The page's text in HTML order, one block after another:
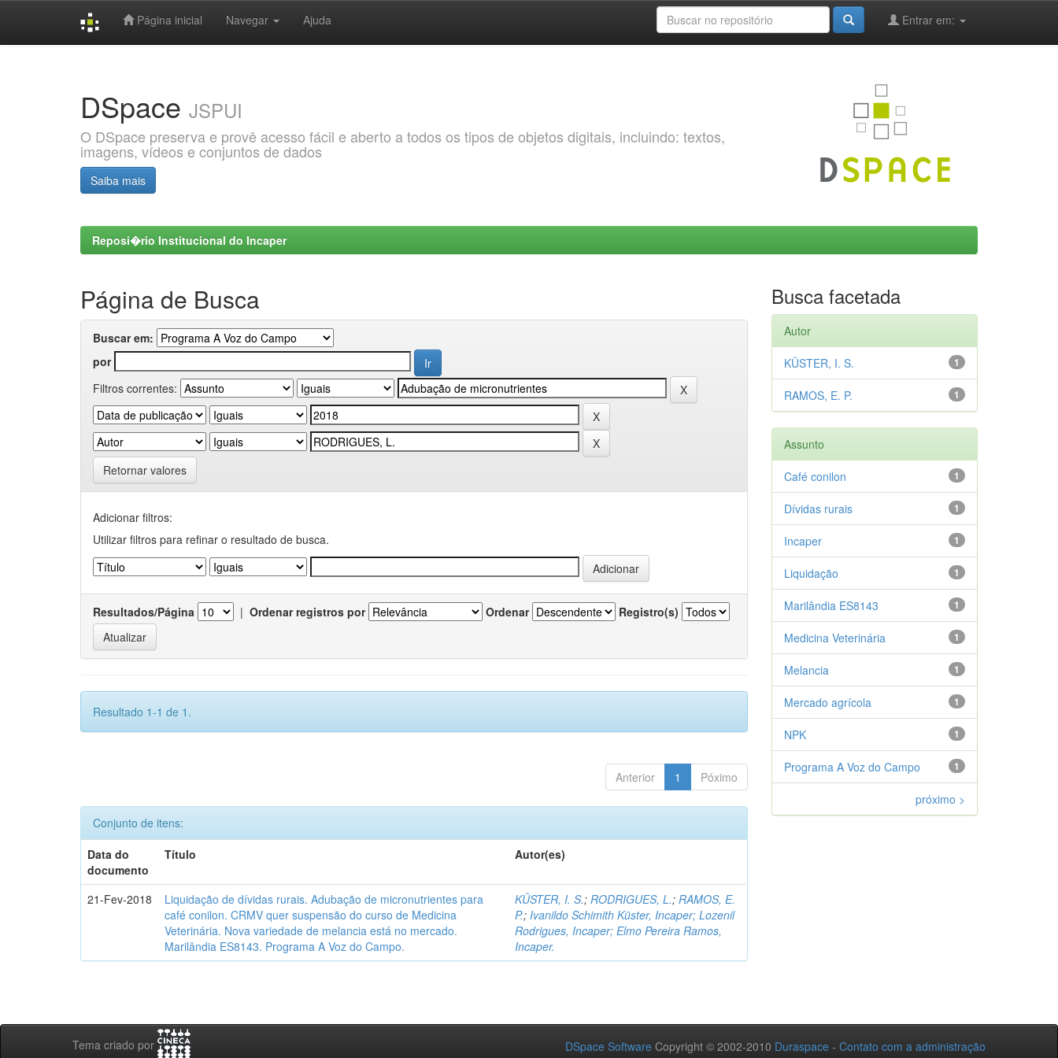
Página inicial Navegar Ajuda Entrar em:
DSpace JSPUI
O DSpace preserva e provê acesso fácil e aberto a todos os tipos de objetos digitais, incluindo: textos,
imagens, vídeos e conjuntos de dados
Saiba mais
Reposi�rio Institucional do Incaper
Página de Busca
Buscar em:
por
Filtros correntes:
Retornar valores
Adicionar filtros:
Utilizar filtros para refinar o resultado de busca.
Resultados/Página | Ordenar registros por Ordenar Registro(s)
Resultado 1-1 de 1.
Anterior 1 Póximo
Conjunto de itens:
Data do
documento
Título Autor(es)
21-Fev-2018
Liquidação de dívidas rurais. Adubação de micronutrientes para
café conilon. CRMV quer suspensão do curso de Medicina
Veterinária. Nova variedade de melancia está no mercado.
Marilândia ES8143. Programa A Voz do Campo.
KÜSTER, I. S.;RODRIGUES, L.;RAMOS, E.
P.;Ivanildo Schimith Küster, Incaper; Lozenil
Rodrigues, Incaper; Elmo Pereira Ramos,
Incaper.
Busca facetada
Autor
1
KÜSTER, I. S.
1
RAMOS, E. P.
Assunto
1
Café conilon
1
Dívidas rurais
1
Incaper
1
Liquidação
1
Marilândia ES8143
1
Medicina Veterinária
1
Melancia
1
Mercado agrícola
1
NPK
1
Programa A Voz do Campo
próximo >
Tema criado por DSpace Software Copyright © 2002-2010 Duraspace - Contato com a administração